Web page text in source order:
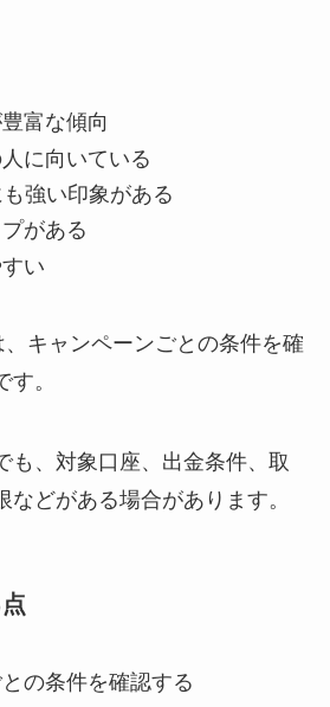
富な傾向
に向いている
強い印象がある
がある
い
キャンペーンごとの条件を確
。
も、対象口座、出金条件、取
などがある場合があります。
の条件を確認する